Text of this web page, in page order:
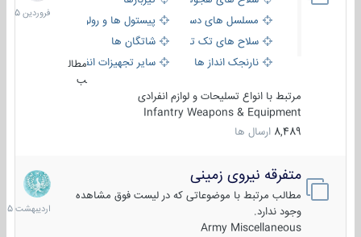
مسلسل های دستی
پیستول ها و رولورها
سلاح های تک تیر اندازیشاتگان ها
نارنجک انداز ها
سایر تجهیزات انفرادی
مطال
ب
مرتبط با انواع تسلیحات و لوازم انفرادی
Infantry Weapons & Equipment
8,489 ارسال ها
1405
متفرقه نیروی زمینی
مطالب مرتبط با موضوعاتی که در لیست فوق مشاهده
وجود ندارد.
Army Miscellaneous
27
1405